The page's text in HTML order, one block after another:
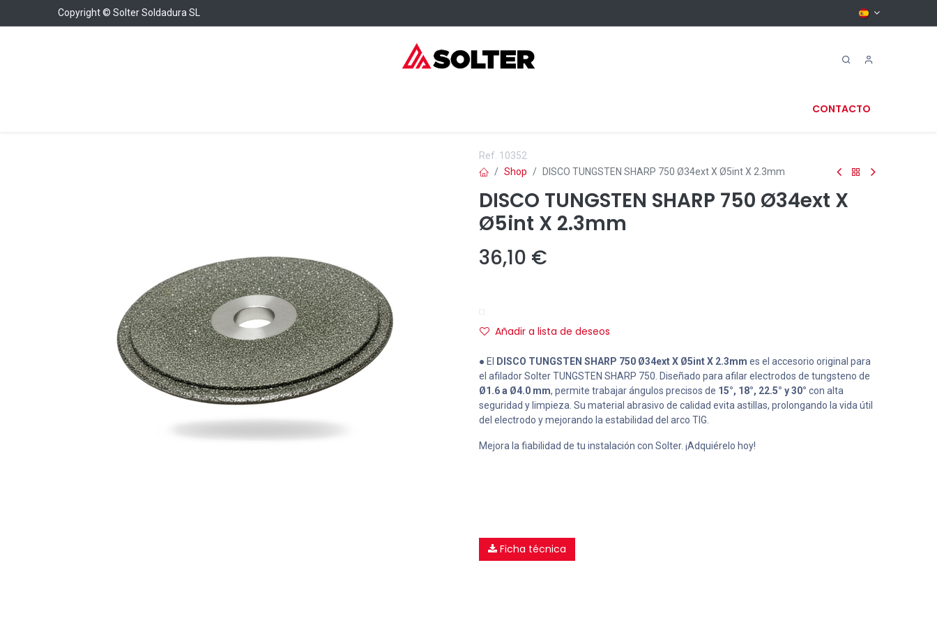
Copyright © Solter Soldadura SL
CONTACTO
Ref. 10352
Shop
DISCO TUNGSTEN SHARP 750 Ø34ext X Ø5int X 2.3mm
DISCO TUNGSTEN SHARP 750 Ø34ext X
Ø5int X 2.3mm
36,10 €
Añadir a lista de deseos
● El DISCO TUNGSTEN SHARP 750 Ø34ext X Ø5int X 2.3mm es el accesorio original para
el afilador Solter TUNGSTEN SHARP 750. Diseñado para afilar electrodos de tungsteno de
Ø1.6 a Ø4.0 mm, permite trabajar ángulos precisos de 15°, 18°, 22.5° y 30° con alta
seguridad y limpieza. Su material abrasivo de calidad evita astillas, prolongando la vida útil
del electrodo y mejorando la estabilidad del arco TIG.
Mejora la fiabilidad de tu instalación con Solter. ¡Adquiérelo hoy!
Ficha técnica